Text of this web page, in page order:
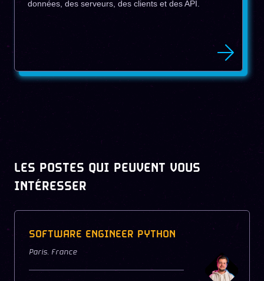
données, des serveurs, des clients et des API.
LES POSTES QUI PEUVENT VOUS
INTÉRESSER
SOFTWARE ENGINEER PYTHON
Paris, France